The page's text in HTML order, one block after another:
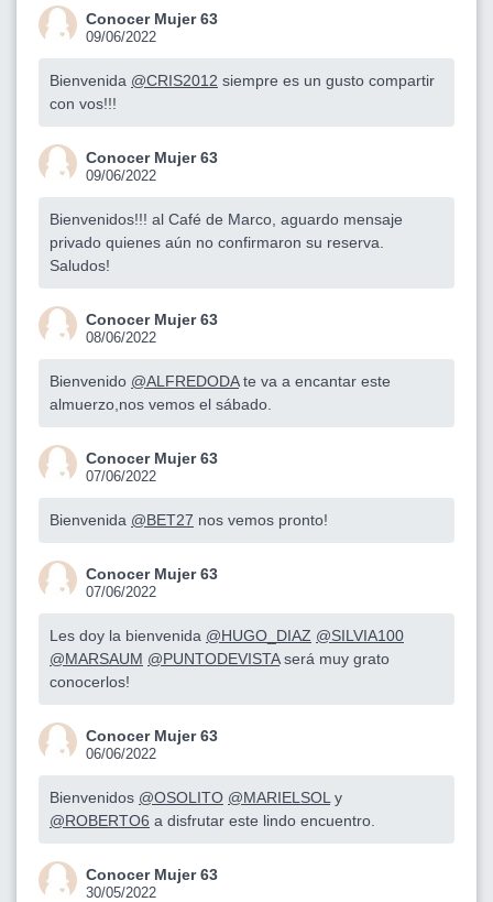
Conocer Mujer 63
09/06/2022
Bienvenida @CRIS2012 siempre es un gusto compartir
con vos!!!
Conocer Mujer 63
09/06/2022
Bienvenidos!!! al Café de Marco, aguardo mensaje
privado quienes aún no confirmaron su reserva.
Saludos!
Conocer Mujer 63
08/06/2022
Bienvenido @ALFREDODAte va a encantar este
almuerzo,nos vemos el sábado.
Conocer Mujer 63
07/06/2022
Bienvenida @BET27 nos vemos pronto!
Conocer Mujer 63
07/06/2022
Les doy la bienvenida @HUGO_DIAZ @SILVIA100
@MARSAUM @PUNTODEVISTAserá muy grato
conocerlos!
Conocer Mujer 63
06/06/2022
Bienvenidos @OSOLITO @MARIELSOL y
@ROBERTO6 a disfrutar este lindo encuentro.
Conocer Mujer 63
30/05/2022